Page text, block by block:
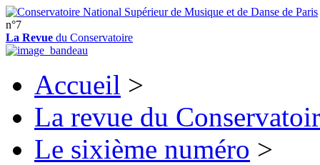
n°7
La Revue du Conservatoire
Accueil >
La revue du
Le sixième numéro >